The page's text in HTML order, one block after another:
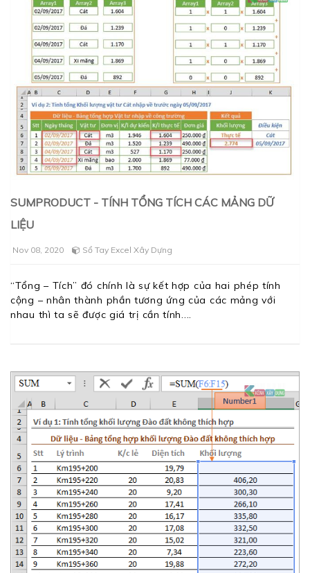
SUMPRODUCT - TÍNH TỔNG TÍCH CÁC MẢNG DỮ
LIỆU
Nov 08, 2020 Sổ Tay Excel Xây Dựng
“Tổng – Tích” đó chính là sự kết hợp của hai phép tính
cộng – nhân thành phần tương ứng của các mảng với
nhau thì ta sẽ được giá trị cần tính.